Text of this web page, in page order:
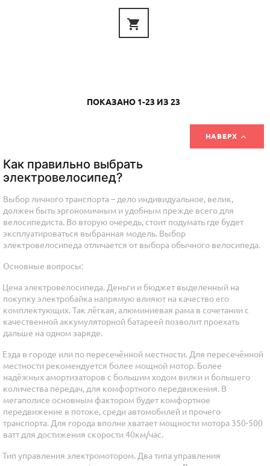

ПОКАЗАНО 1-23 ИЗ 23
НАВЕРХ 
Как правильно выбрать
электровелосипед?
Выбор личного транспорта – дело индивидуальное, велик,
должен быть эргономичным и удобным прежде всего для
велосипедиста. Во вторую очередь, стоит подумать где будет
эксплуатироваться выбранная модель. Выбор
электровелосипеда отличается от выбора обычного велосипеда.
Основные вопросы:
Цена электровелосипеда. Деньги и бюджет выделенный на
покупку электробайка напрямую влияют на качество его
комплектующих. Так лёгкая, алюминиевая рама в сочетании с
качественной аккумуляторной батареей позволит проехать
дальше на одном заряде.
Езда в городе или по пересечённой местности. Для пересечённой
местности рекомендуется более мощной мотор. Более
надёжных амортизаторов с большим ходом вилки и большего
количества передач, для комфортного передвижения. В
мегаполисе основным фактором будет комфортное
передвижение в потоке, среди автомобилей и прочего
транспорта. Для города вполне хватает мощности мотора 350-500
ватт для достижения скорости 40км/час.
Тип управления электромотором. Два типа управления
электровелосипедом: педали или ручка газа. В первом случае